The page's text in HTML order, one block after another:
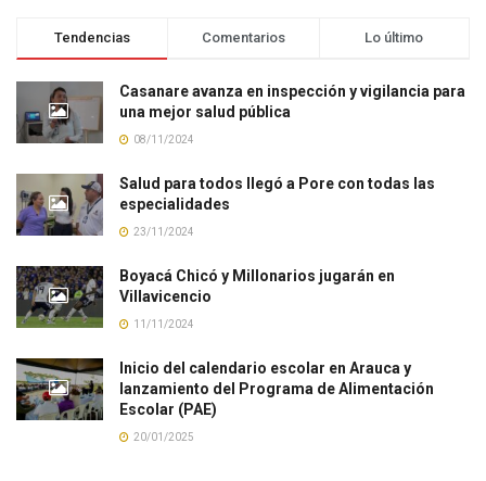
Tendencias Comentarios Lo último
Casanare avanza en inspección y vigilancia para
una mejor salud pública
08/11/2024
Salud para todos llegó a Pore con todas las
especialidades
23/11/2024
Boyacá Chicó y Millonarios jugarán en
Villavicencio
11/11/2024
Inicio del calendario escolar en Arauca y
lanzamiento del Programa de Alimentación
Escolar (PAE)
20/01/2025